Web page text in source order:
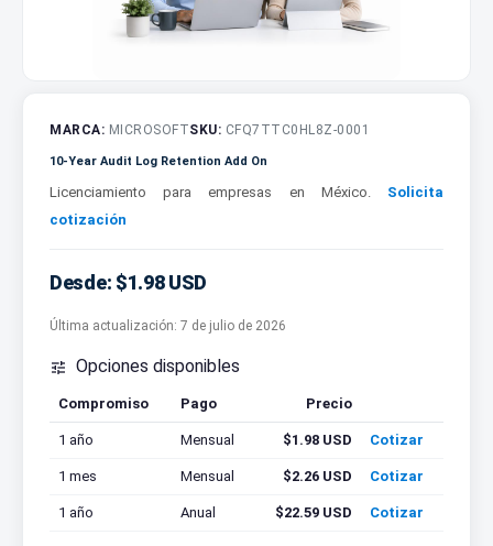
MARCA: MICROSOFTSKU: CFQ7TTC0HL8Z-0001
10-Year Audit Log Retention Add On
Licenciamiento para empresas en México. Solicita
cotización
Desde: $1.98 USD
Última actualización: 7 de julio de 2026
 Opciones disponibles
Compromiso Pago Precio
1 año
Mensual $1.98 USD Cotizar
1 mes Mensual $2.26 USD Cotizar
1 año Anual $22.59 USD Cotizar